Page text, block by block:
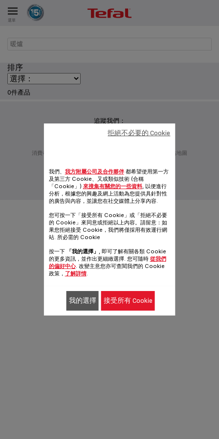
選單
暖爐
排序
0件產品
追蹤我們：
消費者服務
網站地圖
桌面版網站
| 繁體中文
我們、 我方附屬公司及合作夥伴都希望使用第一方
及第三方 Cookie、又或類似技術 (合稱
「Cookie」) 來搜集有關您的一些資料, 以便進行
分析，根據您的興趣及網上活動為您提供具針對性
的廣告與內容，並讓您在社交媒體上分享內容.
您可按一下「接受所有 Cookie」或「拒絕不必要
的 Cookie」來同意或拒絕以上內容。請留意：如
果您拒絕接受 Cookie，我們將僅採用有效運行網
站. 所必需的 Cookie
按一下 「我的選擇」
, 即可了解有關各類 Cookie
的更多資訊，並作出更細緻選擇. 您可隨時 從我們
的偏好中心. 改變主意您亦可查閱我們的 Cookie
政策， 了解詳情.
拒絕不必要的 Cookie
我的選擇 接受所有 Cookie